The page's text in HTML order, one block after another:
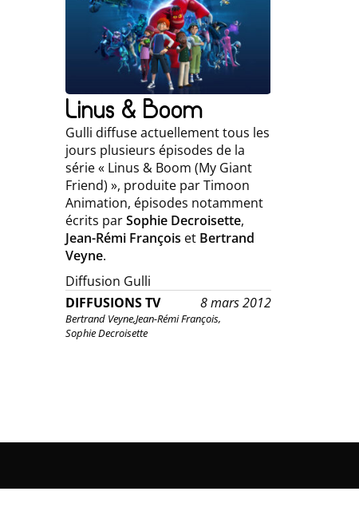
Linus & Boom
Gulli diffuse actuellement tous les
jours plusieurs épisodes de la
série « Linus & Boom (My Giant
Friend) », produite par Timoon
Animation, épisodes notamment
écrits parSophie Decroisette,
Jean-Rémi François et Bertrand
Veyne.
Diffusion Gulli
DIFFUSIONS TV
8 mars 2012
Bertrand Veyne,Jean-Rémi François,
Sophie Decroisette